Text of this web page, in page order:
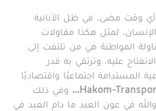
أي وقت مضى، في ظل الأنانية
الإنسان، لمثل هكذا مقاولات
المواطنة هي من تلتفت إلى
عليه، وترتقي به قدر
المستدامة اجتماعيًا واقتصاديًا
وبيئيًا... وهذا حال شركة Hakom-Transport... وفي ذلك
في عون العبد ما دام العبد في